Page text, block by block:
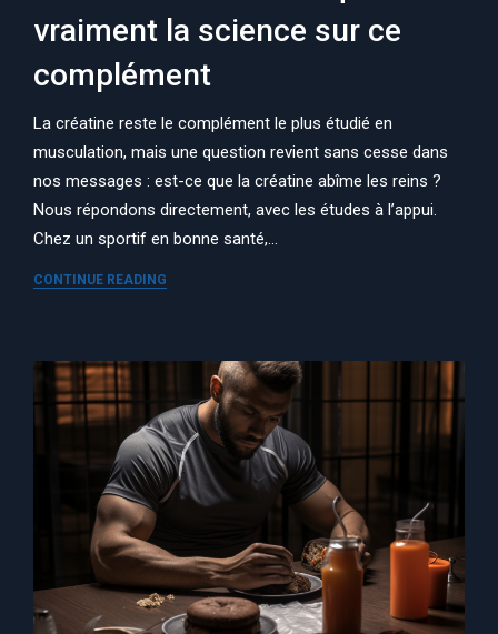
vraiment la science sur ce
complément
La créatine reste le complément le plus étudié en
musculation, mais une question revient sans cesse dans
nos messages : est-ce que la créatine abîme les reins ?
Nous répondons directement, avec les études à l’appui.
Chez un sportif en bonne santé,…
CONTINUE READING